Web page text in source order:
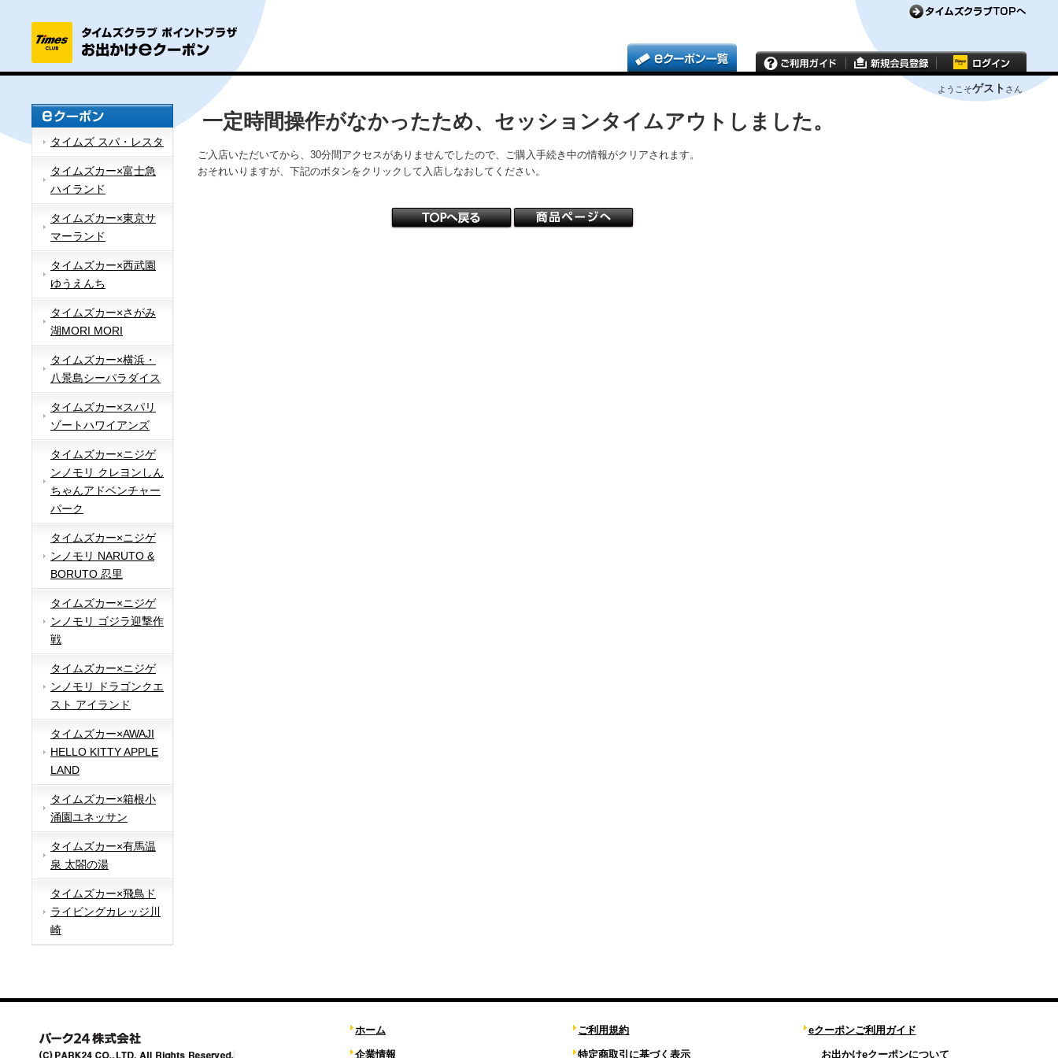
ようこそゲスト さん
タイムズ スパ・レスタ
タイムズカー×富士急
ハイランド
タイムズカー×東京サ
マーランド
タイムズカー×西武園
ゆうえんち
タイムズカー×さがみ
湖MORI MORI
タイムズカー×横浜・
八景島シーパラダイス
タイムズカー×スパリ
ゾートハワイアンズ
タイムズカー×ニジゲ
ンノモリ クレヨンしん
ちゃんアドベンチャー
パーク
タイムズカー×ニジゲ
ンノモリ NARUTO &
BORUTO 忍里
タイムズカー×ニジゲ
ンノモリ ゴジラ迎撃作
戦
タイムズカー×ニジゲ
ンノモリ ドラゴンクエ
スト アイランド
タイムズカー×AWAJI
HELLO KITTY APPLE
LAND
タイムズカー×箱根小
涌園ユネッサン
タイムズカー×有馬温
泉 太閤の湯
タイムズカー×飛鳥ド
ライビングカレッジ川
崎
一定時間操作がなかったため、セッションタイムアウトしました。
ご入店いただいてから、30分間アクセスがありませんでしたので、ご購入手続き中の情報がクリアされます。
おそれいりますが、下記のボタンをクリックして入店しなおしてください。
ホーム
企業情報
ご利用規約
特定商取引に基づく表示
eクーポンご利用ガイド
お出かけeクーポンについて